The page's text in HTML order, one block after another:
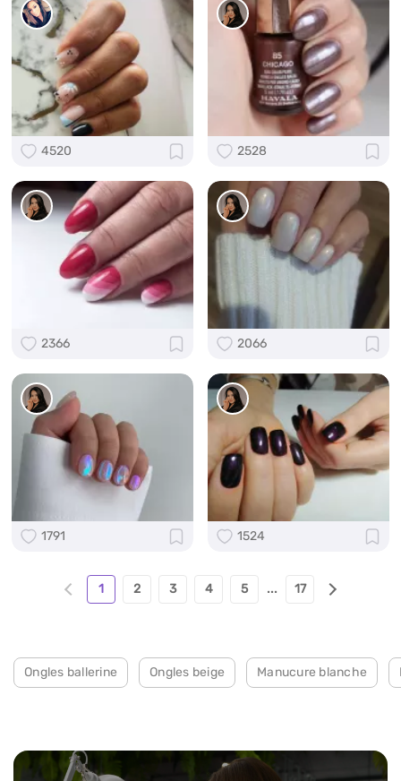
4520 2528
2366 2066
1791 1524
1 2 3 4 5 ... 17
Ongles ballerine Ongles beige Manucure blanche